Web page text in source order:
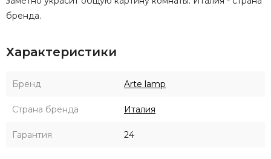
бренда.
Характеристики
Бренд Arte lamp
Страна бренда Италия
Гарантия 24